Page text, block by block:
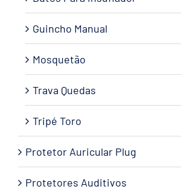
Guincho Manual
Mosquetão
Trava Quedas
Tripé Toro
Protetor Auricular Plug
Protetores Auditivos